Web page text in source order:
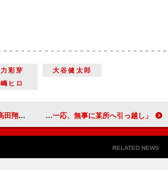
彩芽
大谷健太郎
ヒロ
いさつを欠席 金爆・鬼龍院「ツイッターは復活しない」 「一応、無事に某所へ引っ越し」
RELATED NEWS